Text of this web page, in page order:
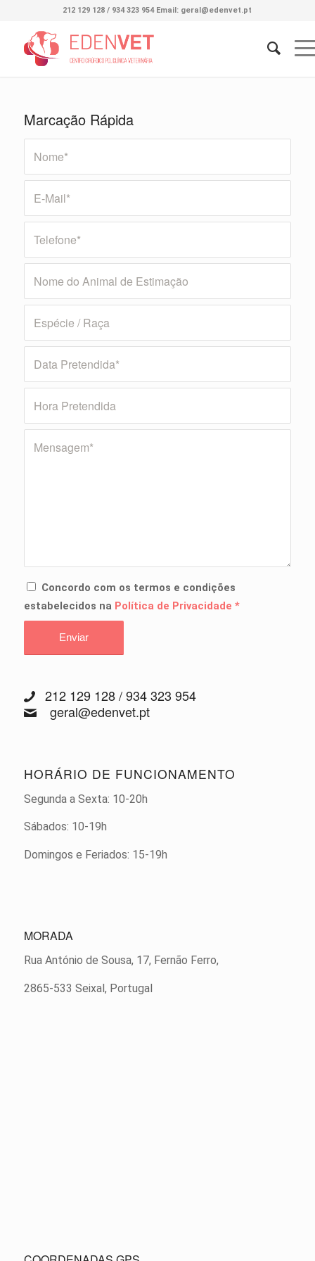
212 129 128 / 934 323 954 Email: geral@edenvet.pt
Marcação Rápida
Concordo com os termos e condições
estabelecidos na Política de Privacidade *
212 129 128 / 934 323 954
geral@edenvet.pt
HORÁRIO DE FUNCIONAMENTO
Segunda a Sexta: 10-20h
Sábados: 10-19h
Domingos e Feriados: 15-19h
MORADA
Rua António de Sousa, 17, Fernão Ferro,
2865-533 Seixal, Portugal